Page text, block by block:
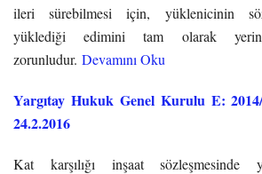
ileri sürebilmesi için, yüklenicinin
yüklediği edimini tam olarak
zorunludur. Devamını Oku
Yargıtay Hukuk Genel Kurulu E:
24.2.2016
Kat karşılığı inşaat sözleşmesinde